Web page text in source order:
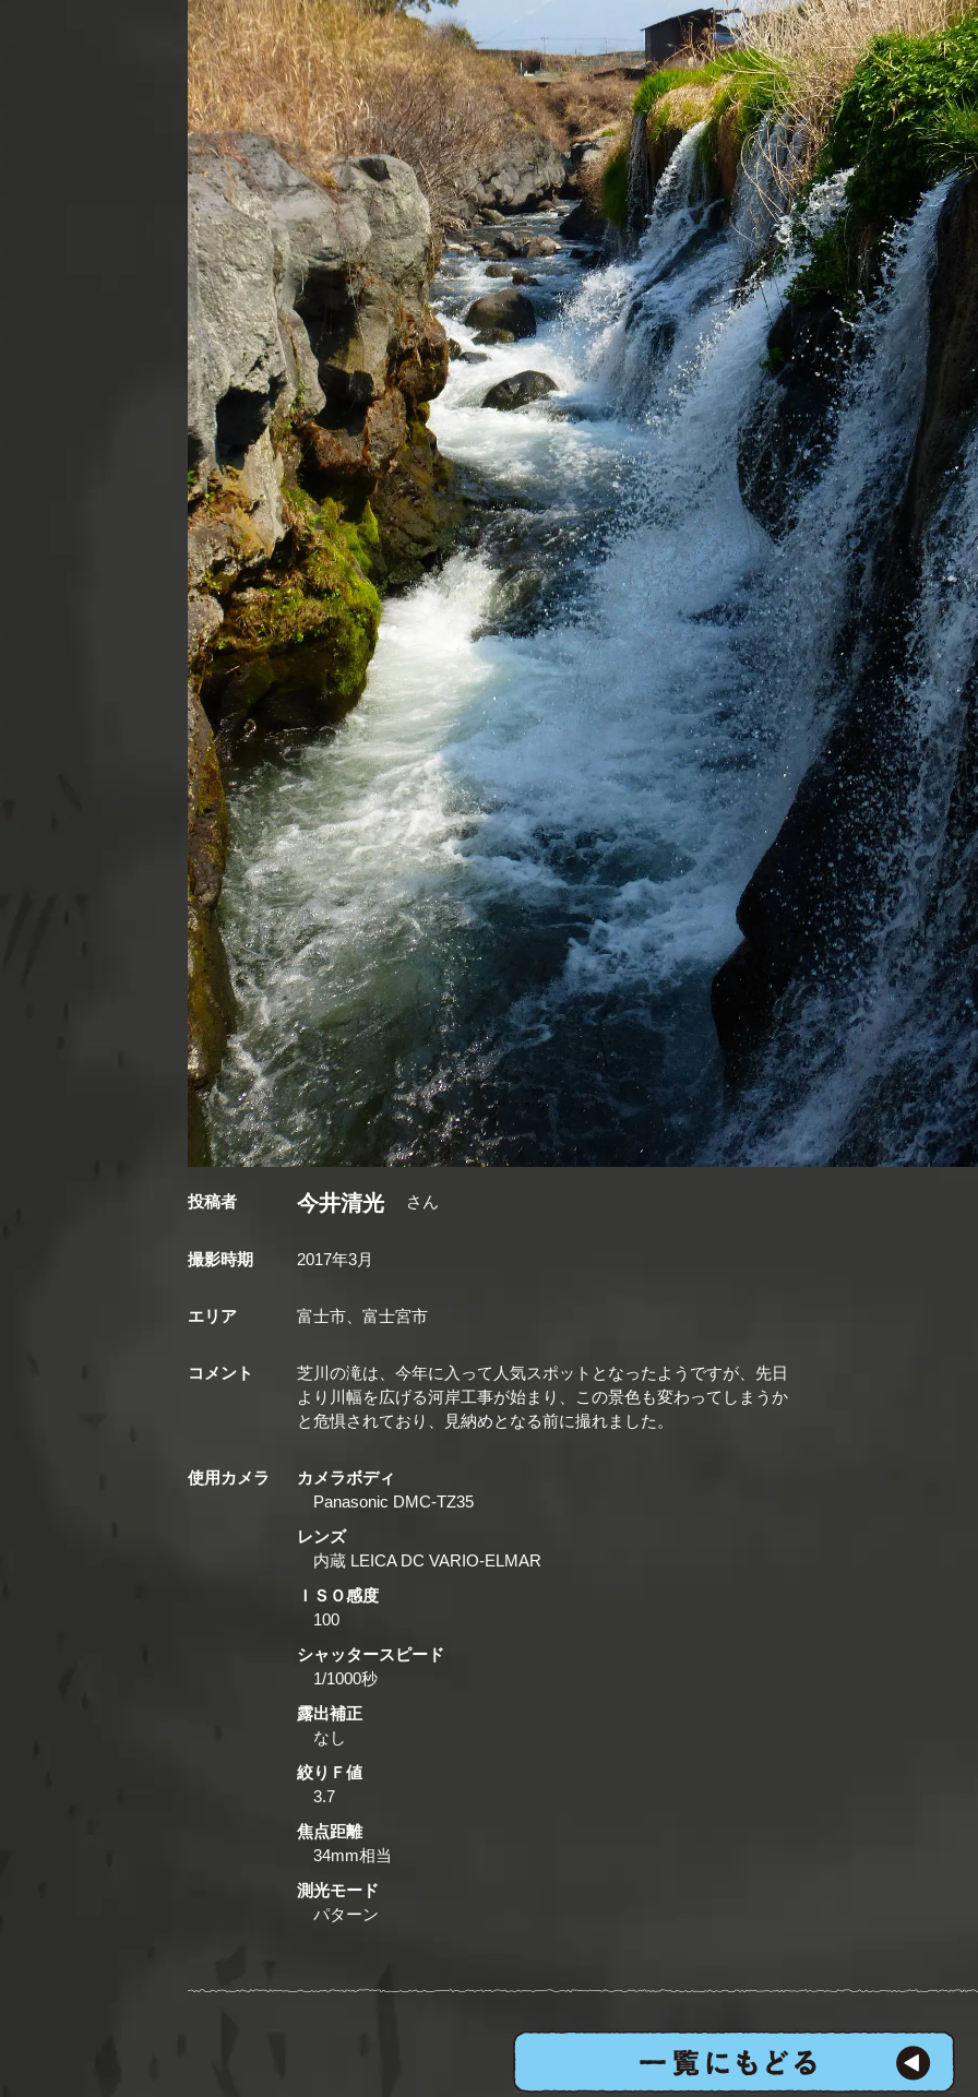
投稿者 今井清光 さん
撮影時期 2017年3月
エリア 富士市、富士宮市
コメント
芝川の滝は、今年に入って人気スポットとなったようですが、先日
より川幅を広げる河岸工事が始まり、この景色も変わってしまうか
と危惧されており、見納めとなる前に撮れました。
使用カメラ
カメラボディ
Panasonic DMC-TZ35
レンズ
内蔵 LEICA DC VARIO-ELMAR
ＩＳＯ感度
100
シャッタースピード
1/1000秒
露出補正
なし
絞りＦ値
3.7
焦点距離
34mm相当
測光モード
パターン